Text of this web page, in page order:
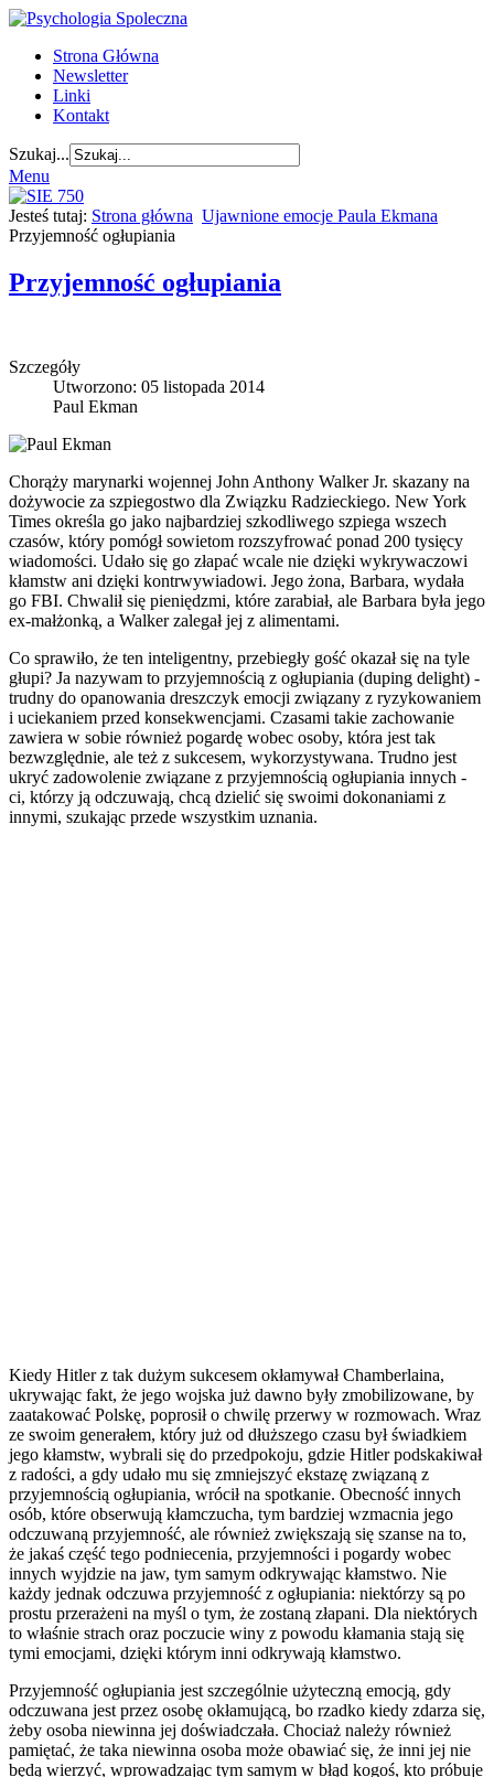
Strona Główna
Newsletter
Linki
Kontakt
Szukaj...
Menu
Jesteś tutaj: Strona główna Ujawnione emocje Paula Ekmana
Przyjemność ogłupiania
Przyjemność ogłupiania
Szczegóły
Utworzono: 05 listopada 2014
Paul Ekman
Chorąży marynarki wojennej John Anthony Walker Jr. skazany na
dożywocie za szpiegostwo dla Związku Radzieckiego. New York
Times określa go jako najbardziej szkodliwego szpiega wszech
czasów, który pomógł sowietom rozszyfrować ponad 200 tysięcy
wiadomości. Udało się go złapać wcale nie dzięki wykrywaczowi
kłamstw ani dzięki kontrwywiadowi. Jego żona, Barbara, wydała
go FBI. Chwalił się pieniędzmi, które zarabiał, ale Barbara była jego
ex-małżonką, a Walker zalegał jej z alimentami.
Co sprawiło, że ten inteligentny, przebiegły gość okazał się na tyle
głupi? Ja nazywam to przyjemnością z ogłupiania (duping delight) -
trudny do opanowania dreszczyk emocji związany z ryzykowaniem
i uciekaniem przed konsekwencjami. Czasami takie zachowanie
zawiera w sobie również pogardę wobec osoby, która jest tak
bezwzględnie, ale też z sukcesem, wykorzystywana. Trudno jest
ukryć zadowolenie związane z przyjemnością ogłupiania innych -
ci, którzy ją odczuwają, chcą dzielić się swoimi dokonaniami z
innymi, szukając przede wszystkim uznania.
Kiedy Hitler z tak dużym sukcesem okłamywał Chamberlaina,
ukrywając fakt, że jego wojska już dawno były zmobilizowane, by
zaatakować Polskę, poprosił o chwilę przerwy w rozmowach. Wraz
ze swoim generałem, który już od dłuższego czasu był świadkiem
jego kłamstw, wybrali się do przedpokoju, gdzie Hitler podskakiwał
z radości, a gdy udało mu się zmniejszyć ekstazę związaną z
przyjemnością ogłupiania, wrócił na spotkanie. Obecność innych
osób, które obserwują kłamczucha, tym bardziej wzmacnia jego
odczuwaną przyjemność, ale również zwiększają się szanse na to,
że jakaś część tego podniecenia, przyjemności i pogardy wobec
innych wyjdzie na jaw, tym samym odkrywając kłamstwo. Nie
każdy jednak odczuwa przyjemność z ogłupiania: niektórzy są po
prostu przerażeni na myśl o tym, że zostaną złapani. Dla niektórych
to właśnie strach oraz poczucie winy z powodu kłamania stają się
tymi emocjami, dzięki którym inni odkrywają kłamstwo.
Przyjemność ogłupiania jest szczególnie użyteczną emocją, gdy
odczuwana jest przez osobę okłamującą, bo rzadko kiedy zdarza się,
żeby osoba niewinna jej doświadczała. Chociaż należy również
pamiętać, że taka niewinna osoba może obawiać się, że inni jej nie
będą wierzyć, wprowadzając tym samym w błąd kogoś, kto próbuje